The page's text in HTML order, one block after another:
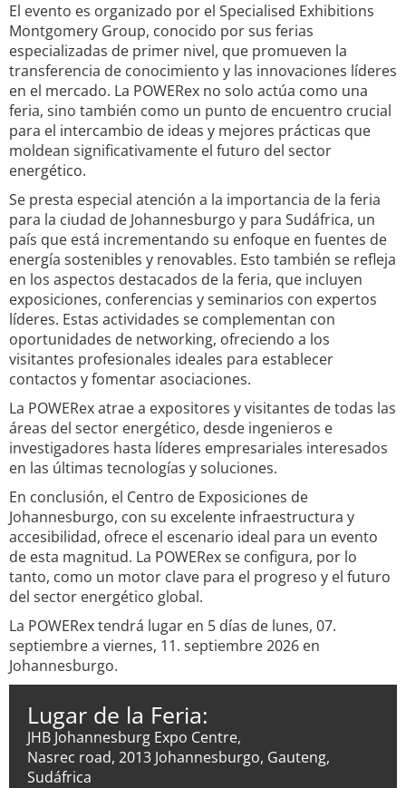
El evento es organizado por el Specialised Exhibitions
Montgomery Group, conocido por sus ferias
especializadas de primer nivel, que promueven la
transferencia de conocimiento y las innovaciones líderes
en el mercado. La POWERex no solo actúa como una
feria, sino también como un punto de encuentro crucial
para el intercambio de ideas y mejores prácticas que
moldean significativamente el futuro del sector
energético.
Se presta especial atención a la importancia de la feria
para la ciudad de Johannesburgo y para Sudáfrica, un
país que está incrementando su enfoque en fuentes de
energía sostenibles y renovables. Esto también se refleja
en los aspectos destacados de la feria, que incluyen
exposiciones, conferencias y seminarios con expertos
líderes. Estas actividades se complementan con
oportunidades de networking, ofreciendo a los
visitantes profesionales ideales para establecer
contactos y fomentar asociaciones.
La POWERex atrae a expositores y visitantes de todas las
áreas del sector energético, desde ingenieros e
investigadores hasta líderes empresariales interesados
en las últimas tecnologías y soluciones.
En conclusión, el Centro de Exposiciones de
Johannesburgo, con su excelente infraestructura y
accesibilidad, ofrece el escenario ideal para un evento
de esta magnitud. La POWERex se configura, por lo
tanto, como un motor clave para el progreso y el futuro
del sector energético global.
La POWERex tendrá lugar en 5 días de lunes, 07.
septiembre a viernes, 11. septiembre 2026 en
Johannesburgo.
Lugar de la Feria:
JHB Johannesburg Expo Centre,
Nasrec road, 2013 Johannesburgo, Gauteng,
Sudáfrica